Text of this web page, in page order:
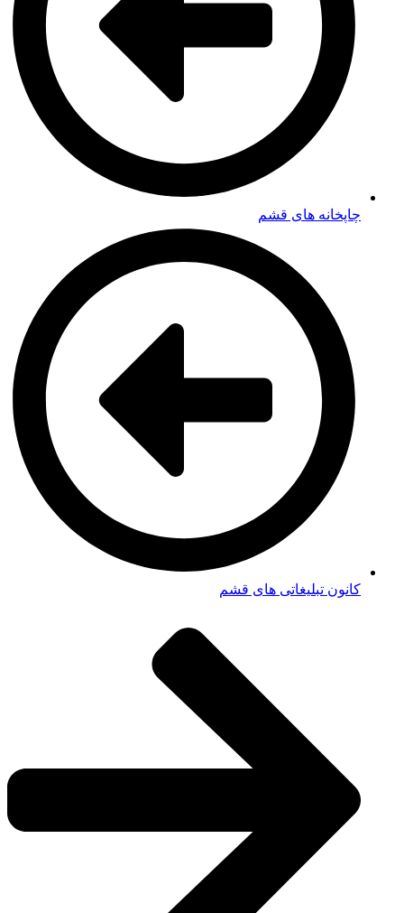
چاپخانه های قشم
کانون تبلیغاتی های قشم